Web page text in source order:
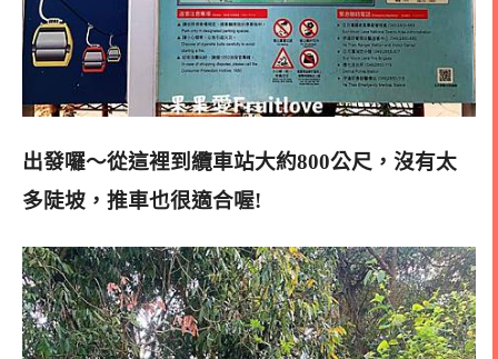
出發囉～從這裡到纜車站大約800公尺， 沒有太
多陡坡，推車也很適合喔!